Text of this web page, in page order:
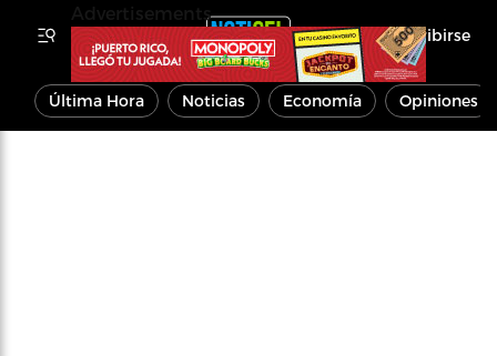
Inscribirse
Última Hora Noticias Economía Opiniones
Advertisements